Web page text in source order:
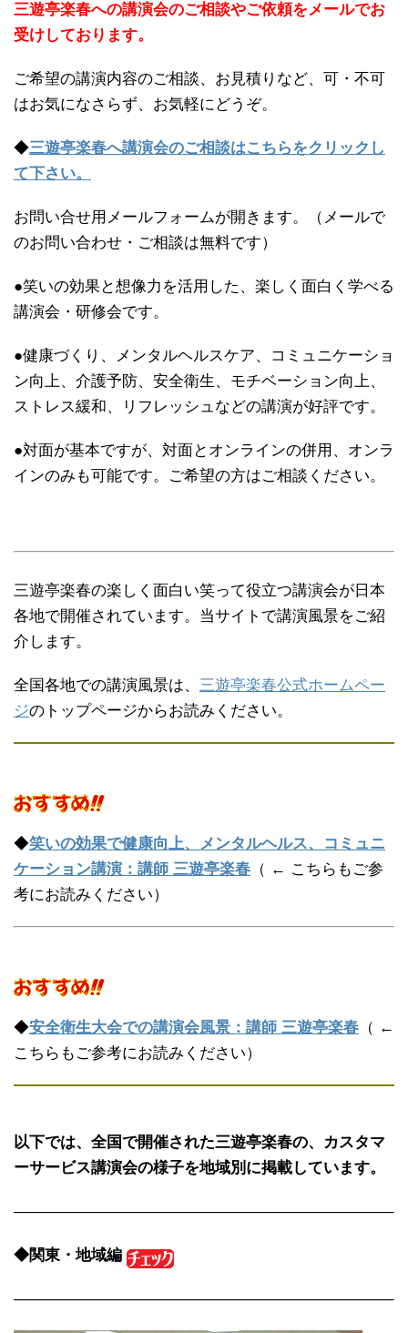
三遊亭楽春への講演会のご相談やご依頼をメールでお
受けしております。
ご希望の講演内容のご相談、お見積りなど、可・不可
はお気になさらず、お気軽にどうぞ。
◆三遊亭楽春へ講演会のご相談はこちらをクリックし
て下さい。
お問い合せ用メールフォームが開きます。（メールで
のお問い合わせ・ご相談は無料です）
●笑いの効果と想像力を活用した、楽しく面白く学べる
講演会・研修会です。
●健康づくり、メンタルヘルスケア、コミュニケーショ
ン向上、介護予防、安全衛生、モチベーション向上、
ストレス緩和、リフレッシュなどの講演が好評です。
●対面が基本ですが、対面とオンラインの併用、オンラ
インのみも可能です。ご希望の方はご相談ください。
三遊亭楽春の楽しく面白い笑って役立つ講演会が日本
各地で開催されています。当サイトで講演風景をご紹
介します。
全国各地での講演風景は、 三遊亭楽春公式ホームペー
ジのトップページからお読みください。
◆笑いの効果で健康向上、メンタルヘルス、コミュニ
ケーション講演：講師 三遊亭楽春 （ ← こちらもご参
考にお読みください）
◆安全衛生大会での講演会風景：講師 三遊亭楽春 （ ←
こちらもご参考にお読みください）
以下では、全国で開催された三遊亭楽春の、カスタマ
ーサービス講演会の様子を地域別に掲載しています。
————————————————————————–
◆関東・地域編
————————————————————————–